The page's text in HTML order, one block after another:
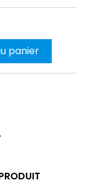
panier